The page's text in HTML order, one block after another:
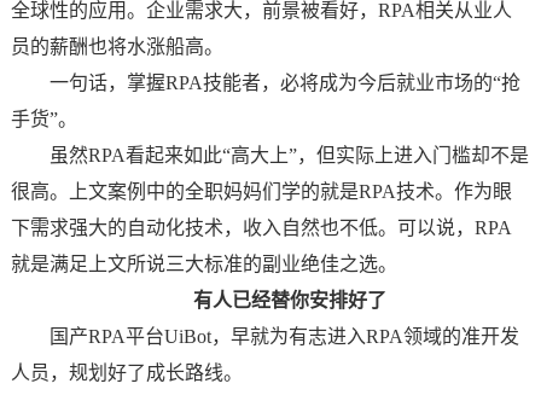
全球性的应用。企业需求大，前景被看好，RPA相关从业人
员的薪酬也将水涨船高。
一句话，掌握RPA技能者，必将成为今后就业市场的“抢
手货”。
虽然RPA看起来如此“高大上”，但实际上进入门槛却不是
很高。上文案例中的全职妈妈们学的就是RPA技术。作为眼
下需求强大的自动化技术，收入自然也不低。可以说，RPA
就是满足上文所说三大标准的副业绝佳之选。
有人已经替你安排好了
国产RPA平台UiBot，早就为有志进入RPA领域的准开发
人员，规划好了成长路线。